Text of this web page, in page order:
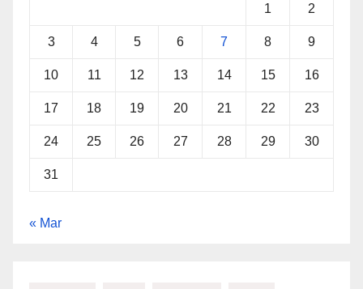
1 2
3 4 5 6 7 8 9
10 11 12 13 14 15 16
17 18 19 20 21 22 23
24 25 26 27 28 29 30
31
« Mar